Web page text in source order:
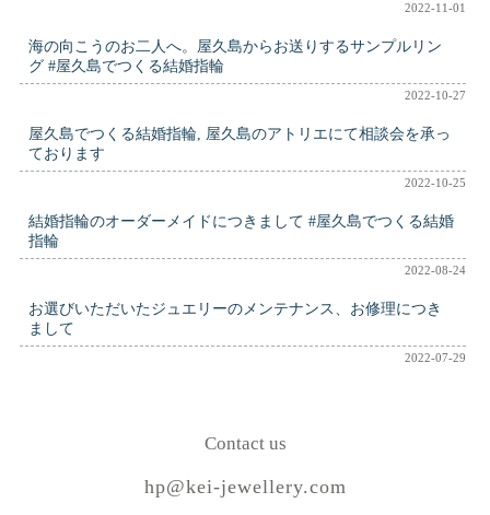
2022-11-01
海の向こうのお二人へ。屋久島からお送りするサンプルリン
グ #屋久島でつくる結婚指輪
2022-10-27
屋久島でつくる結婚指輪, 屋久島のアトリエにて相談会を承っ
ております
2022-10-25
結婚指輪のオーダーメイドにつきまして #屋久島でつくる結婚
指輪
2022-08-24
お選びいただいたジュエリーのメンテナンス、お修理につき
まして
2022-07-29
Contact us
hp@kei-jewellery.com